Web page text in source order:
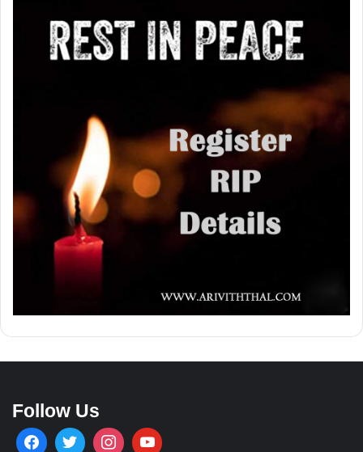
Follow Us
About Us
Ariviththal is all about online obituaries and it serves across the
SriLanka: +94 76 245 5533